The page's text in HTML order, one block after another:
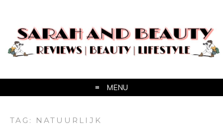
MENU
TAG: NATUURLIJK